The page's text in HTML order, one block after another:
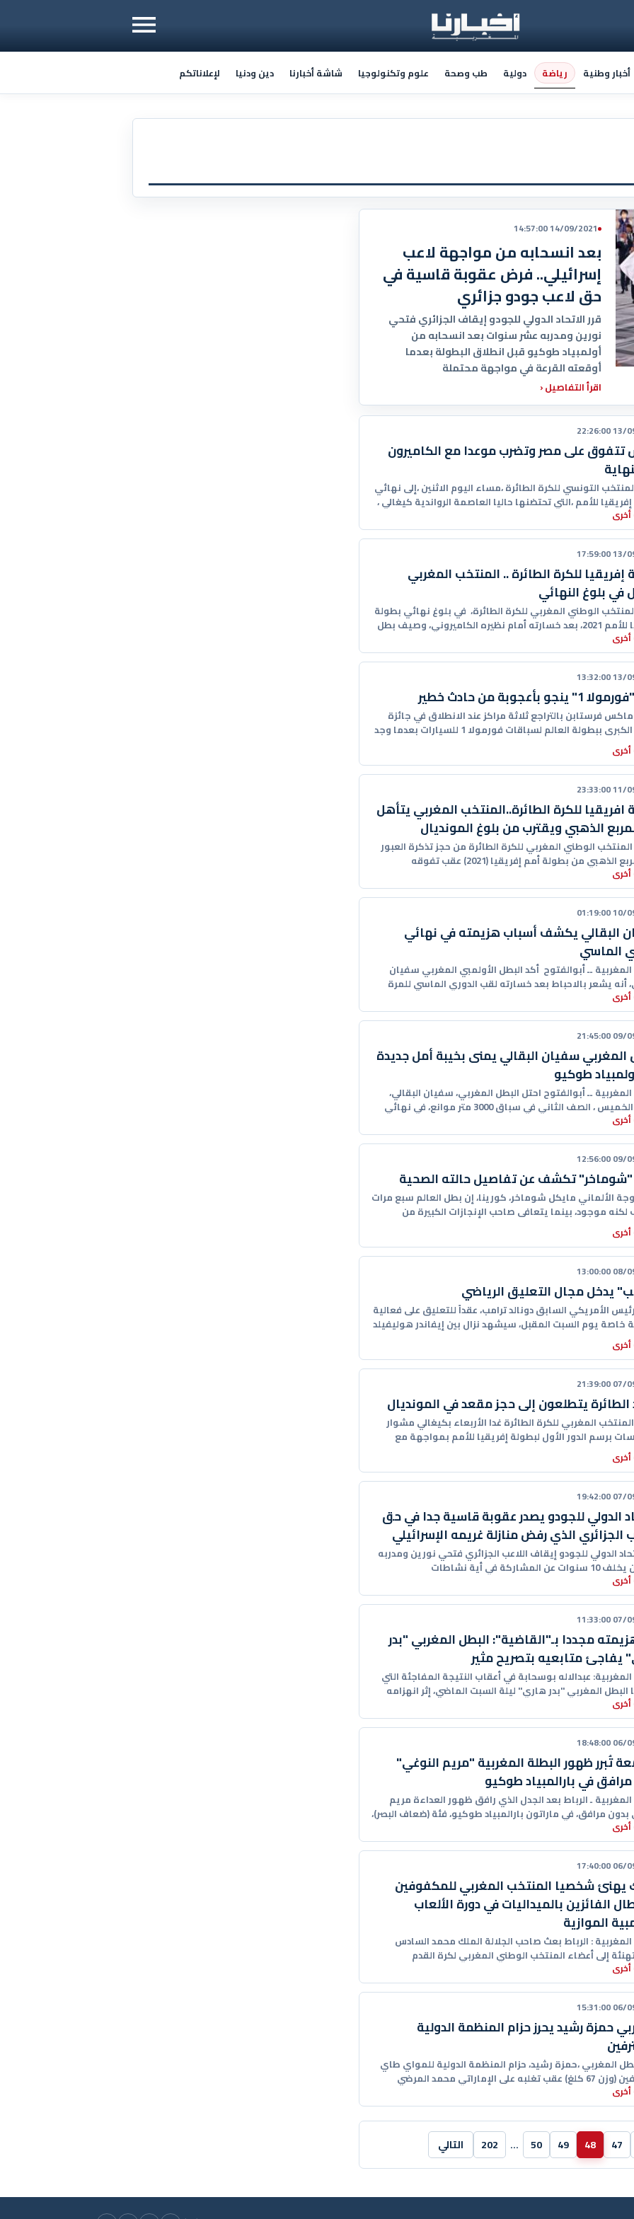
أخبار وطنية رياضة دولية طب وصحة علوم وتكنولوجيا شاشة أخبارنا دين ودنيا لإعلاناتكم
14/09/2021 14:57:00
بعد انسحابه من مواجهة لاعب
إسرائيلي.. فرض عقوبة قاسية في
حق لاعب جودو جزائري
قرر الاتحاد الدولي للجودو إيقاف الجزائري فتحي
نورين ومدربه عشر سنوات بعد انسحابه من
أولمبياد طوكيو قبل انطلاق البطولة بعدما
أوقعته القرعة في مواجهة محتملة
اقرأ التفاصيل‹
13/09/
على مصر وتضرب موعدا مع الكاميرون
التونسي للكرة الطائرة ،مساء اليوم الاثنين ،إلى نهائي
للأمم ،التي تحتضنها حاليا العاصمة الرواندية كيغالي ،
13/09/
إفريقيا للكرة الطائرة .. المنتخب المغربي
بلوغ النهائي
الوطني المغربي للكرة الطائرة، في بلوغ نهائي بطولة
نظيره الكاميروني، وصيف بطل
13/09/
بأعجوبة من حادث خطير
فرستابن بالتراجع ثلاثة مراكز عند الانطلاق في جائزة
ببطولة العالم لسباقات فورمولا 1 للسيارات بعدما وجد
11/09/
افريقيا للكرة الطائرة..المنتخب المغربي يتأهل
الذهبي ويقترب من بلوغ المونديال
الوطني المغربي للكرة الطائرة من حجز تذكرة العبور
الذهبي من بطولة أمم إفريقيا (2021) عقب تفوقه
10/09/
البقالي يكشف أسباب هزيمته في نهائي
الماسي
المغربية ــ أبوالفتوح أكد البطل الأولمبي المغربي سفيان
أنه يشعر بالاحباط بعد خسارته لقب الدوري الماسي للمرة
على
09/09/
المغربي سفيان البقالي يمنى بخيبة أمل جديدة
طوكيو
المغربية ــ أبوالفتوح احتل البطل المغربي، سفيان البقالي،
، الصف الثاني في سباق 3000 متر موانع، في نهائي
09/09/
"شوماخر" تكشف عن تفاصيل حالته الصحية
الألماني مايكل شوماخر، كورينا، إن بطل العالم سبع مرات
موجود، بينما يتعافى صاحب الإنجازات الكبيرة من
08/09/
يدخل مجال التعليق الرياضي
الأمريكي السابق دونالد ترامب، عقداً للتعليق على فعالية
خاصة يوم السبت المقبل، سيشهد نزال بين إيفاندر هوليفيلد
07/09/
يتطلعون إلى حجز مقعد في المونديال
المغربي للكرة الطائرة غدا الأربعاء بكيغالي مشوار
برسم الدور الأول لبطولة إفريقيا للأمم بمواجهة مع
التنزاني
07/09/
الدولي للجودو يصدر عقوبة قاسية جدا في حق
الجزائري الذي رفض منازلة غريمه الإسرائيلي
الدولي للجودو إيقاف اللاعب الجزائري فتحي نورين ومدربه
المشاركة في أية نشاطات
07/09/
مجددا بـ"القاضية": البطل المغربي "بدر
يفاجئ متابعيه بتصريح مثير
المغربية: عبدالاله بوسحابة في أعقاب النتيجة المفاجئة التي
المغربي "بدر هاري" ليلة السبت الماضي، إثر انهزامه
القاضية
06/09/
تُبرر ظهور البطلة المغربية "مريم النوغي"
في بارالمبياد طوكيو
المغربية ـ الرباط بعد الجدل الذي رافق ظهور العداءة مريم
بدون مرافق، في ماراتون بارالمبياد طوكيو، فئة (ضعاف البصر)،
06/09/
يهنئ شخصيا المنتخب المغربي للمكفوفين
الفائزين بالميداليات في دورة الألعاب
الموازية
المغربية : الرباط بعث صاحب الجلالة الملك محمد السادس
إلى أعضاء المنتخب الوطني المغربي لكرة القدم
للمكفوفين
06/09/
حمزة رشيد يحرز حزام المنظمة الدولية
المغربي ،حمزة رشيد، حزام المنظمة الدولية للمواي طاي
على الإماراتي محمد المرضي
47
48
49
50
…
202 التالي